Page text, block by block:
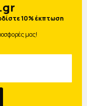
10% έκπτωση
μας!